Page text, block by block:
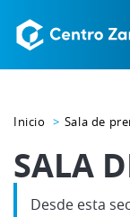
Inicio Sala de
SALA
Desde esta